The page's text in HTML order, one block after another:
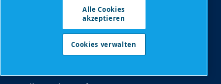
Kontakte und lokale Informationen
Produktanfrage
Alle Cookies
akzeptieren
Cookies verwalten